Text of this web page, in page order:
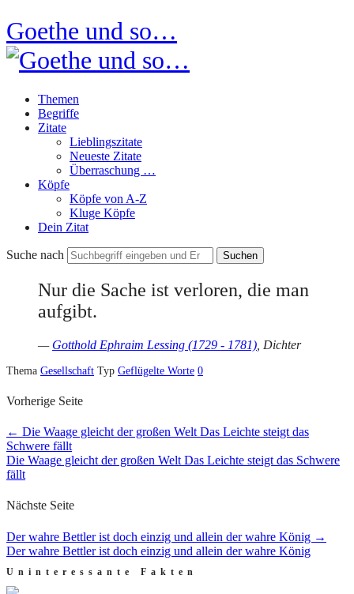
Goethe und so…
Themen
Begriffe
Zitate
Lieblingszitate
Neueste Zitate
Überraschung …
Köpfe
Köpfe von A-Z
Kluge Köpfe
Dein Zitat
Suche nach
Nur die Sache ist verloren, die man
aufgibt.
— Gotthold Ephraim Lessing (1729 - 1781) , Dichter
Thema Gesellschaft Typ Geflügelte Worte 0
Vorherige Seite
← Die Waage gleicht der großen Welt Das Leichte steigt das
Schwere fällt
Die Waage gleicht der großen Welt Das Leichte steigt das Schwere
fällt
Nächste Seite
Der wahre Bettler ist doch einzig und allein der wahre König →
Der wahre Bettler ist doch einzig und allein der wahre König
Uninteressante Fakten